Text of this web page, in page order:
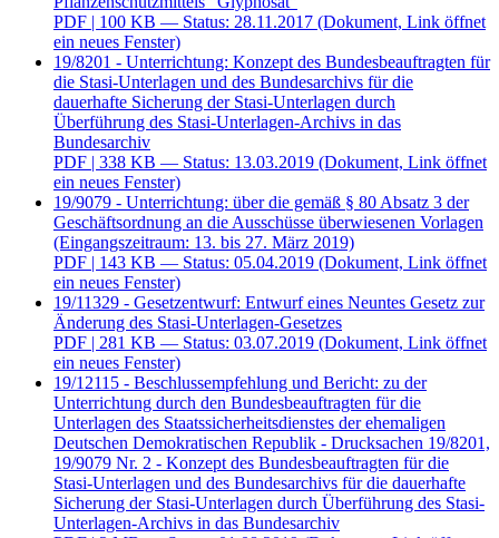
PDF | 100 KB — Status: 28.11.2017 (Dokument, Link öffnet
ein neues Fenster)
19/8201 - Unterrichtung: Konzept des Bundesbeauftragten für
die Stasi-Unterlagen und des Bundesarchivs für die
dauerhafte Sicherung der Stasi-Unterlagen durch
Überführung des Stasi-Unterlagen-Archivs in das
Bundesarchiv
PDF | 338 KB — Status: 13.03.2019 (Dokument, Link öffnet
ein neues Fenster)
19/9079 - Unterrichtung: über die gemäß § 80 Absatz 3 der
Geschäftsordnung an die Ausschüsse überwiesenen Vorlagen
(Eingangszeitraum: 13. bis 27. März 2019)
PDF | 143 KB — Status: 05.04.2019 (Dokument, Link öffnet
ein neues Fenster)
19/11329 - Gesetzentwurf: Entwurf eines Neuntes Gesetz zur
Änderung des Stasi-Unterlagen-Gesetzes
PDF | 281 KB — Status: 03.07.2019 (Dokument, Link öffnet
ein neues Fenster)
19/12115 - Beschlussempfehlung und Bericht: zu der
Unterrichtung durch den Bundesbeauftragten für die
Unterlagen des Staatssicherheitsdienstes der ehemaligen
Deutschen Demokratischen Republik - Drucksachen 19/8201,
19/9079 Nr. 2 - Konzept des Bundesbeauftragten für die
Stasi-Unterlagen und des Bundesarchivs für die dauerhafte
Sicherung der Stasi-Unterlagen durch Überführung des Stasi-
Unterlagen-Archivs in das Bundesarchiv